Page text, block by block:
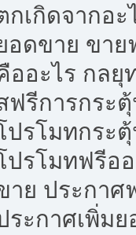
กเกิดจากอะ
อดขาย ขาย
ออะไร กลยุ
ฟรีการกระ
ปรโมทกระ
ปรโมทฟรีอ
าย ประกาศ
ระกาศเพิ่ม